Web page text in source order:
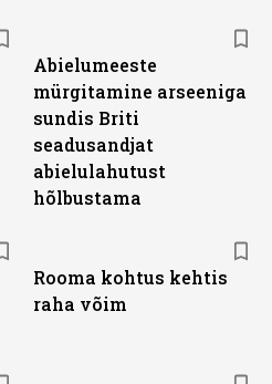
Abielumeeste
mürgitamine arseeniga
sundis Briti
seadusandjat
abielulahutust
hõlbustama
Rooma kohtus kehtis
raha võim